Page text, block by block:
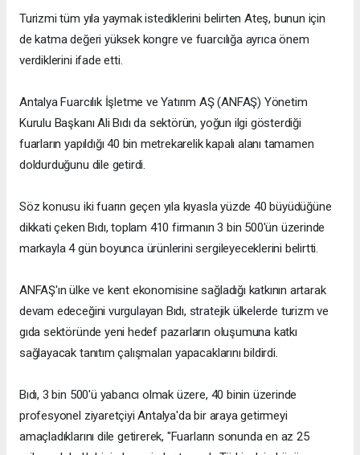
Turizmi tüm yıla yaymak istediklerini belirten Ateş, bunun için
de katma değeri yüksek kongre ve fuarcılığa ayrıca önem
verdiklerini ifade etti.
Antalya Fuarcılık İşletme ve Yatırım AŞ (ANFAŞ) Yönetim
Kurulu Başkanı Ali Bıdı da sektörün, yoğun ilgi gösterdiği
fuarların yapıldığı 40 bin metrekarelik kapalı alanı tamamen
doldurduğunu dile getirdi.
Söz konusu iki fuarın geçen yıla kıyasla yüzde 40 büyüdüğüne
dikkati çeken Bıdı, toplam 410 firmanın 3 bin 500'ün üzerinde
markayla 4 gün boyunca ürünlerini sergileyeceklerini belirtti.
ANFAŞ'ın ülke ve kent ekonomisine sağladığı katkının artarak
devam edeceğini vurgulayan Bıdı, stratejik ülkelerde turizm ve
gıda sektöründe yeni hedef pazarların oluşumuna katkı
sağlayacak tanıtım çalışmaları yapacaklarını bildirdi.
Bıdı, 3 bin 500'ü yabancı olmak üzere, 40 binin üzerinde
profesyonel ziyaretçiyi Antalya'da bir araya getirmeyi
amaçladıklarını dile getirerek, "Fuarların sonunda en az 25